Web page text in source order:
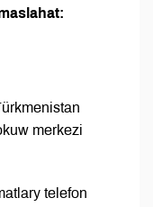
merkezi
telefon